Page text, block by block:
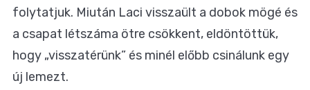
folytatjuk. Miután Laci visszaült a dobok mögé és
a csapat létszáma ötre csökkent, eldöntöttük,
hogy „visszatérünk” és minél előbb csinálunk egy
új lemezt.